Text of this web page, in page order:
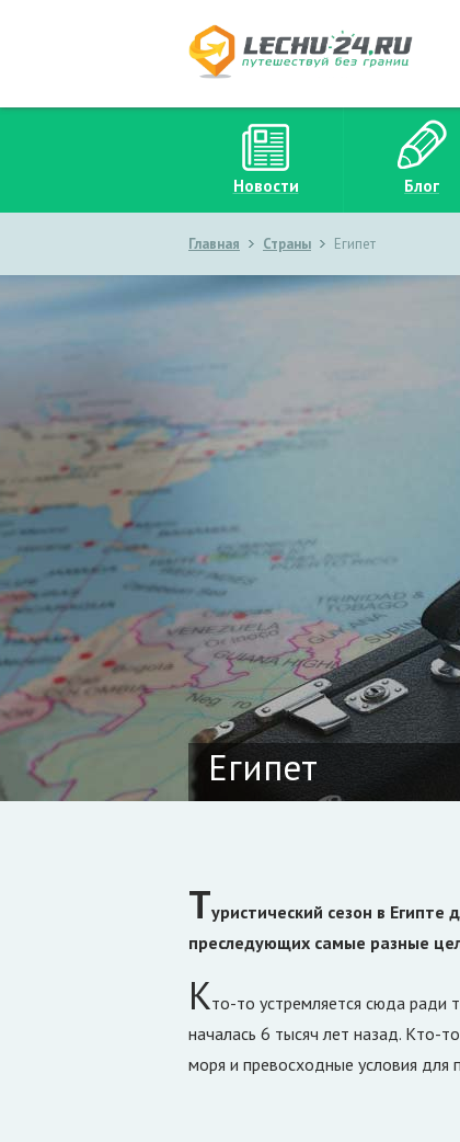
Новости Блог
Главная Страны Египет
Египет
Туристический сезон в Египте
преследующих самые разные
Кто-то устремляется сюда ради
началась 6 тысяч лет назад. Кто-
моря и превосходные условия для